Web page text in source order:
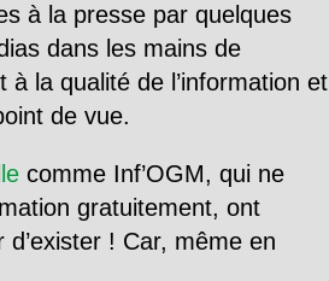
à la presse par quelques
dans les mains de
la qualité de l’information et
de vue.
comme Inf’OGM, qui ne
gratuitement, ont
! Car, même en